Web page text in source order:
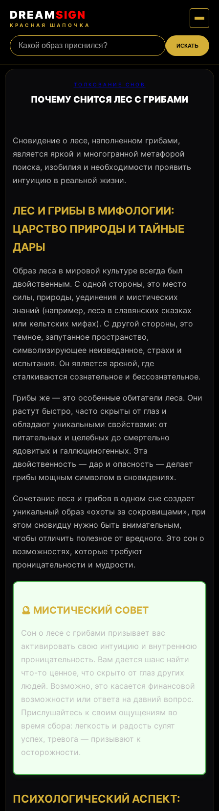
DREAMSIGN
КРАСНАЯ ШАПОЧКА
ИСКАТЬ
ТОЛКОВАНИЕ СНОВ
ПОЧЕМУ СНИТСЯ ЛЕС С ГРИБАМИ
Сновидение о лесе, наполненном грибами,
является яркой и многогранной метафорой
поиска, изобилия и необходимости проявить
интуицию в реальной жизни.
ЛЕС И ГРИБЫ В МИФОЛОГИИ:
ЦАРСТВО ПРИРОДЫ И ТАЙНЫЕ
ДАРЫ
Образ леса в мировой культуре всегда был
двойственным. С одной стороны, это место
силы, природы, уединения и мистических
знаний (например, леса в славянских сказках
или кельтских мифах). С другой стороны, это
темное, запутанное пространство,
символизирующее неизведанное, страхи и
испытания. Он является ареной, где
сталкиваются сознательное и бессознательное.
Грибы же — это особенные обитатели леса. Они
растут быстро, часто скрыты от глаз и
обладают уникальными свойствами: от
питательных и целебных до смертельно
ядовитых и галлюциногенных. Эта
двойственность — дар и опасность — делает
грибы мощным символом в сновидениях.
Сочетание леса и грибов в одном сне создает
уникальный образ «охоты за сокровищами», при
этом сновидцу нужно быть внимательным,
чтобы отличить полезное от вредного. Это сон о
возможностях, которые требуют
проницательности и мудрости.
🔮 МИСТИЧЕСКИЙ СОВЕТ
Сон о лесе с грибами призывает вас
активировать свою интуицию и внутреннюю
проницательность. Вам дается шанс найти
что-то ценное, что скрыто от глаз других
людей. Возможно, это касается финансовой
возможности или ответа на давний вопрос.
Прислушайтесь к своим ощущениям во
время сбора: легкость и радость сулят
успех, тревога — призывают к
осторожности.
ПСИХОЛОГИЧЕСКИЙ АСПЕКТ: